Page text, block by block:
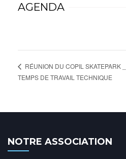
AGENDA
RÉUNION DU COPIL SKATEPARK _
TEMPS DE TRAVAIL TECHNIQUE
NOTRE ASSOCIATION